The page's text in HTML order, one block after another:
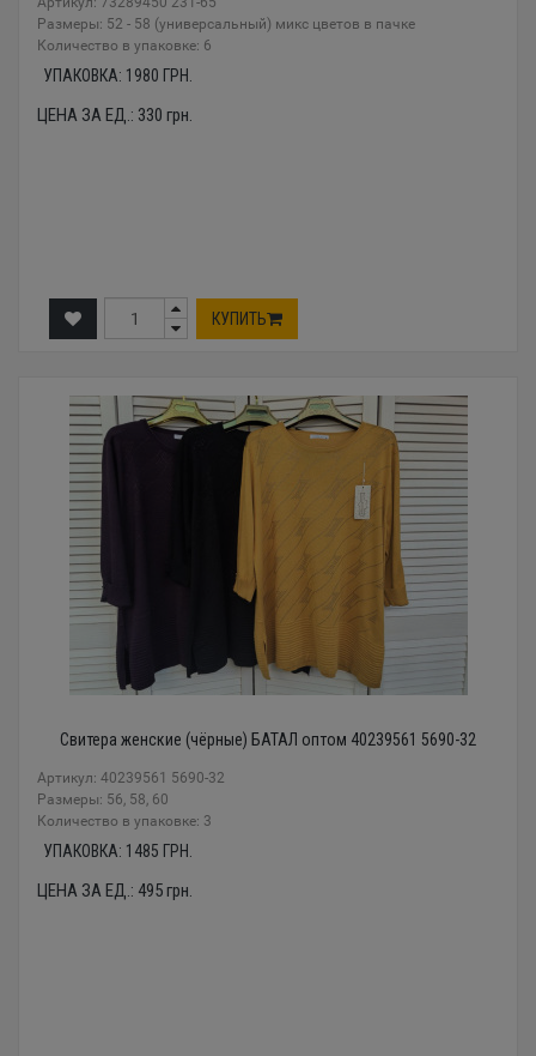
Размеры: 52 - 58 (универсальный) микс цветов в пачке
Количество в упаковке: 6
УПАКОВКА: 1980 ГРН.
ЦЕНА ЗА ЕД.: 330 грн.
КУПИТЬ
Свитера женские (чёрные) БАТАЛ оптом 40239561 5690-32
Артикул: 40239561 5690-32
Размеры: 56, 58, 60
Количество в упаковке: 3
УПАКОВКА: 1485 ГРН.
ЦЕНА ЗА ЕД.: 495грн.